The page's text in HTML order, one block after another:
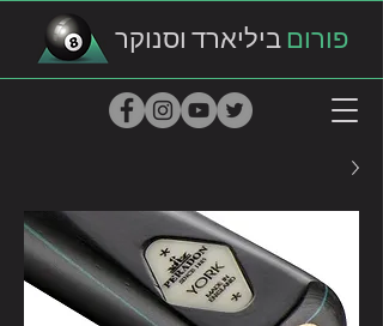
פורום ביליארד וסנוקר